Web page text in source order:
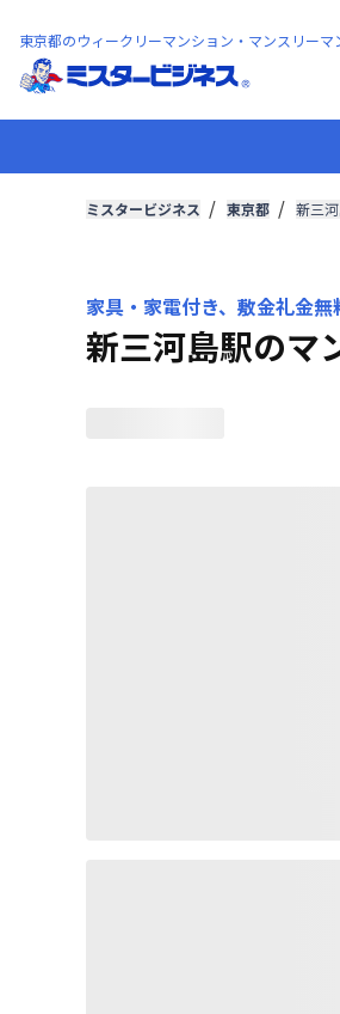
東京都のウィークリーマンション・マンスリー
ミスタービジネス 東京都 新三
家具・家電付き、敷金礼金無
新三河島駅のマ